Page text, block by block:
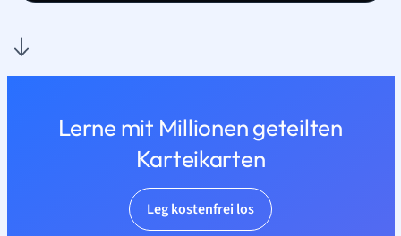
Lerne mit Millionen geteilten
Karteikarten
Leg kostenfrei los